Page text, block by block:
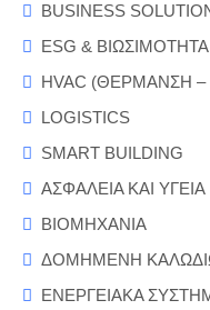
BUSINESS
ESG & ΒΙΩΣΙΜΟΤΗΤΑ
HVAC (ΘΕΡΜΑΝΣΗ
LOGISTICS
SMART BUILDING
ΑΣΦΑΛΕΙΑ ΚΑΙ ΥΓΕΙΑ
ΒΙΟΜΗΧΑΝΙΑ
ΔΟΜΗΜΕΝΗ
ΕΝΕΡΓΕΙΑΚΑ